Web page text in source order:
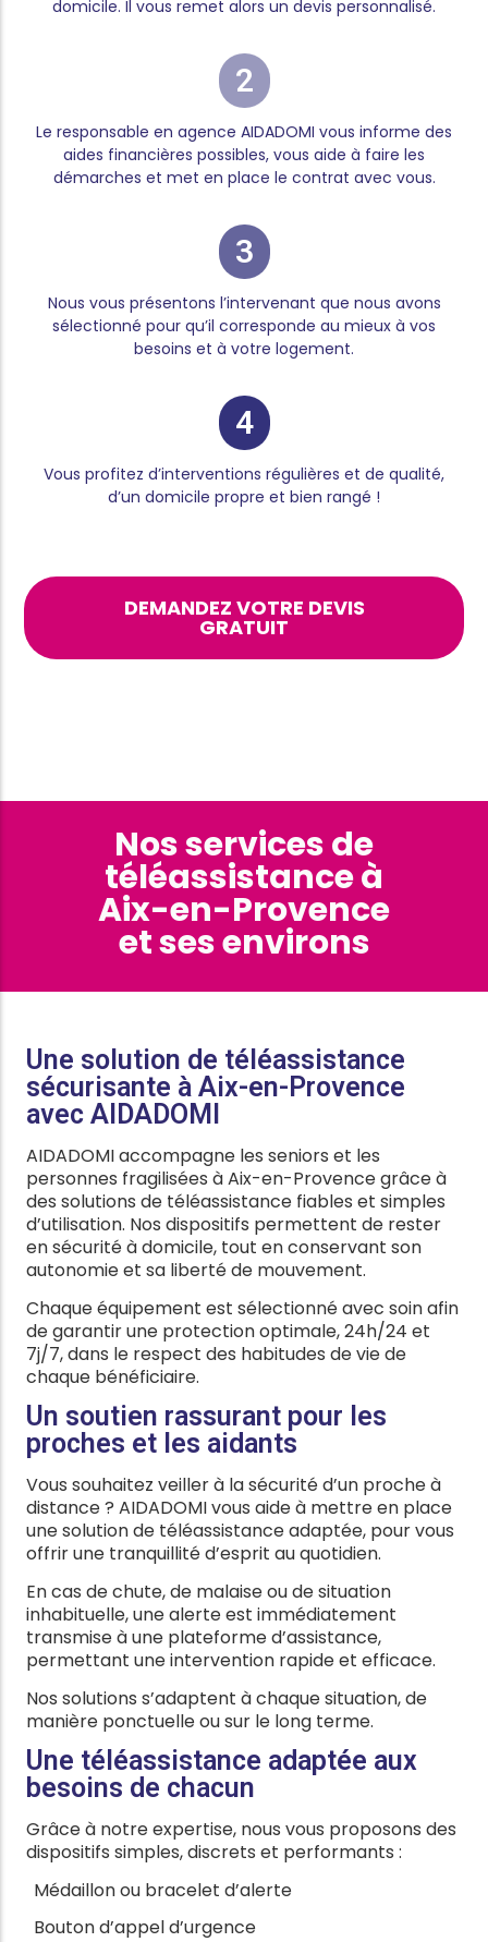
domicile. Il vous remet alors un devis personnalisé.
2
Le responsable en agence AIDADOMI vous informe des
aides financières possibles, vous aide à faire les
démarches et met en place le contrat avec vous.
3
Nous vous présentons l’intervenant que nous avons
sélectionné pour qu’il corresponde au mieux à vos
besoins et à votre logement.
4
Vous profitez d’interventions régulières et de qualité,
d’un domicile propre et bien rangé !
DEMANDEZ VOTRE DEVIS
GRATUIT
Nos services de
téléassistance à
Aix-en-Provence
et ses environs
Une solution de téléassistance
sécurisante à Aix-en-Provence
avec AIDADOMI
AIDADOMI accompagne les seniors et les
personnes fragilisées à Aix-en-Provence grâce à
des solutions de téléassistance fiables et simples
d’utilisation. Nos dispositifs permettent de rester
en sécurité à domicile, tout en conservant son
autonomie et sa liberté de mouvement.
Chaque équipement est sélectionné avec soin afin
de garantir une protection optimale, 24h/24 et
7j/7, dans le respect des habitudes de vie de
chaque bénéficiaire.
Un soutien rassurant pour les
proches et les aidants
Vous souhaitez veiller à la sécurité d’un proche à
distance ? AIDADOMI vous aide à mettre en place
une solution de téléassistance adaptée, pour vous
offrir une tranquillité d’esprit au quotidien.
En cas de chute, de malaise ou de situation
inhabituelle, une alerte est immédiatement
transmise à une plateforme d’assistance,
permettant une intervention rapide et efficace.
Nos solutions s’adaptent à chaque situation, de
manière ponctuelle ou sur le long terme.
Une téléassistance adaptée aux
besoins de chacun
Grâce à notre expertise, nous vous proposons des
dispositifs simples, discrets et performants :
Médaillon ou bracelet d’alerte
Bouton d’appel d’urgence